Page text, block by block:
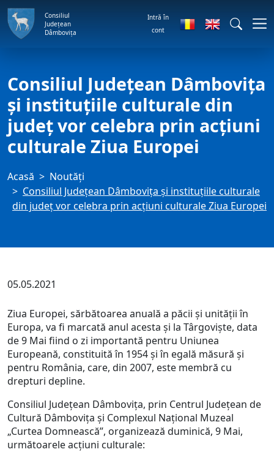
Consiliul
Județean
Dâmbovița
Intră în
cont
Consiliul Județean Dâmbovița
și instituțiile culturale din
județ vor celebra prin acțiuni
culturale Ziua Europei
Acasă
Noutăți
Consiliul Județean Dâmbovița și instituțiile culturale
din județ vor celebra prin acțiuni culturale Ziua Europei
05.05.2021
Ziua Europei, sărbătoarea anuală a păcii și unității în
Europa, va fi marcată anul acesta și la Târgoviște, data
de 9 Mai fiind o zi importantă pentru Uniunea
Europeană, constituită în 1954 și în egală măsură și
pentru România, care, din 2007, este membră cu
drepturi depline.
Consiliul Județean Dâmbovița, prin Centrul Județean de
Cultură Dâmbovița și Complexul Național Muzeal
„Curtea Domnească”, organizează duminică, 9 Mai,
următoarele acțiuni culturale: